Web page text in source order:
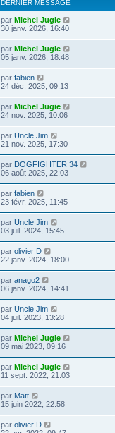
DERNIER MESSAGE
par Michel Jugie
30 janv. 2026, 16:40
par Michel Jugie
05 janv. 2026, 18:48
par fabien
24 déc. 2025, 09:13
par Michel Jugie
24 nov. 2025, 10:06
par Uncle Jim
21 nov. 2025, 17:30
par DOGFIGHTER 34
06 août 2025, 22:03
par fabien
23 févr. 2025, 11:45
par Uncle Jim
03 juil. 2024, 15:45
par olivier D
22 janv. 2024, 18:00
par anago2
06 janv. 2024, 14:41
par Uncle Jim
04 juil. 2023, 13:28
par Michel Jugie
09 mai 2023, 09:16
par Michel Jugie
11 sept. 2022, 21:03
par Matt
15 juin 2022, 22:58
par olivier D